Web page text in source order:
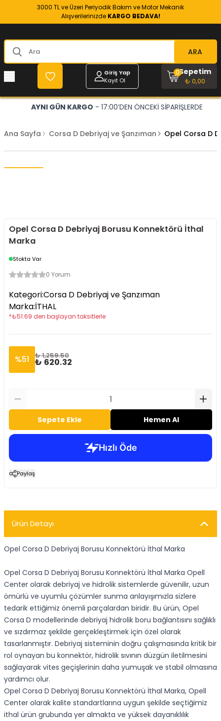
3000 TL ve Üzeri Periyodik Bakım ve Motor Mekanik
Alışverilerinizde KARGO BEDAVA!
ARA
Giriş Yap
Kayıt Ol
Sepetim
₺ 0,00
0
AYNI GÜN KARGO - 17:00’DEN ÖNCEKİ SİPARİŞLERDE
Ana Sayfa Corsa D Debriyaj ve Şanzıman Opel Corsa D
Opel Corsa D Debriyaj Borusu Konnektörü İthal
Marka
Stokta Var
0 Yorum
Kategori:Corsa D Debriyaj ve Şanzıman
Marka:İTHAL
*₺51.69 den başlayan taksitlerle
%51 ₺ 1,259.50
₺ 620.32
Sepete Ekle Hemen Al
Paylaş
Ürün Detayı
Opel Corsa D Debriyaj Borusu Konnektörü İthal Marka
Opel Corsa D Debriyaj Borusu Konnektörü İthal Marka Opell
Center olarak debriyaj ve hidrolik sistemlerde güvenilir, uzun
ömürlü ve uyumlu çözümler sunma anlayışımızla sizlere
tedarik ettiğimiz önemli parçalardan biridir. Bu ürün, Opel
Corsa D modellerinde debriyaj hidrolik boru bağlantısını sağlıklı
ve sızdırmaz şekilde gerçekleştirmek için özel olarak
tasarlanmıştır. Debriyaj sisteminin doğru çalışmasında kritik bir
rol oynayan bu konnektör, hidrolik sıvının düzgün iletilmesini
sağlayarak vites geçişlerinin daha yumuşak ve stabil olmasına
yardımcı olur.
Opel Corsa D Debriyaj Borusu Konnektörü İthal Marka, Opell
Center olarak kalite standartlarına uygun şekilde seçtiğimiz
ithal ürün grubunda yer almakta ve yüksek dayanıklılık